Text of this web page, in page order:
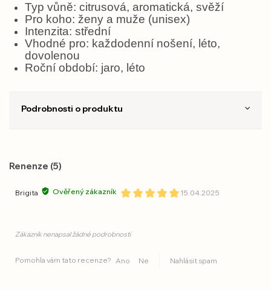
Typ vůně: citrusová, aromatická, svěží
Pro koho: ženy a muže (unisex)
Intenzita: střední
Vhodné pro: každodenní nošení, léto,
dovolenou
Roční období: jaro, léto
Podrobnosti o produktu
Renenze (5)
Brigita Ověřený zákazník 15.04.2025
Zákazník nenapsal žádné podrobnosti
Pomohla vám tato recenze? Ano Ne Nahlásit spam